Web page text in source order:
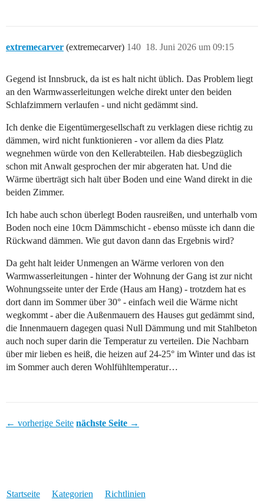
extremecarver (extremecarver) 18. Juni 2026 um 09:15
140
Gegend ist Innsbruck, da ist es halt nicht üblich. Das Problem liegt
an den Warmwasserleitungen welche direkt unter den beiden
Schlafzimmern verlaufen - und nicht gedämmt sind.
Ich denke die Eigentümergesellschaft zu verklagen diese richtig zu
dämmen, wird nicht funktionieren - vor allem da dies Platz
wegnehmen würde von den Kellerabteilen. Hab diesbegzüglich
schon mit Anwalt gesprochen der mir abgeraten hat. Und die
Wärme überträgt sich halt über Boden und eine Wand direkt in die
beiden Zimmer.
Ich habe auch schon überlegt Boden rausreißen, und unterhalb vom
Boden noch eine 10cm Dämmschicht - ebenso müsste ich dann die
Rückwand dämmen. Wie gut davon dann das Ergebnis wird?
Da geht halt leider Unmengen an Wärme verloren von den
Warmwasserleitungen - hinter der Wohnung der Gang ist zur nicht
Wohnungsseite unter der Erde (Haus am Hang) - trotzdem hat es
dort dann im Sommer über 30° - einfach weil die Wärme nicht
wegkommt - aber die Außenmauern des Hauses gut gedämmt sind,
die Innenmauern dagegen quasi Null Dämmung und mit Stahlbeton
auch noch super darin die Temperatur zu verteilen. Die Nachbarn
über mir lieben es heiß, die heizen auf 24-25° im Winter und das ist
im Sommer auch deren Wohlfühltemperatur…
← vorherige Seite nächste Seite →
Startseite Kategorien Richtlinien